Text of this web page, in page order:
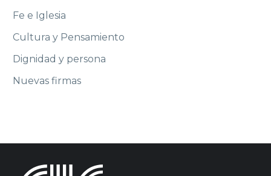
Fe e Iglesia
Cultura y Pensamiento
Dignidad y persona
Nuevas firmas